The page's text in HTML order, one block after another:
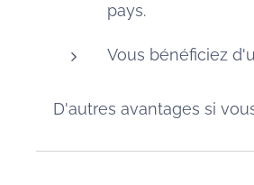
pays.
Vous bénéficiez
D'autres avantages si